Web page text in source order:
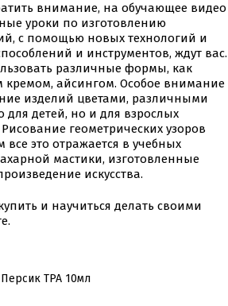
Формы для выпечки
для выпечки антипригарные
Формы муссовый десерт
Шпателя ножи столики
Красители пищевые
Гелевые красители Americolor
Гелевые красители Chefmaster
красители Россия (топ декор)
Жирорастворимые красители
Кандурины
Kreda жирорастворимые
Украса жирорастворимые
Пищевые глиттеры
Сверкающие красители Metallic
внимание, на обучающее видео
уроки по изготовлению
с помощью новых технологий и
и инструментов, ждут вас.
различные формы, как
кремом, айсингом. Особое внимание
изделий цветами, различными
для детей, но и для взрослых
геометрических узоров
это отражается в учебных
мастики, изготовленные
искусства.
и научиться делать своими